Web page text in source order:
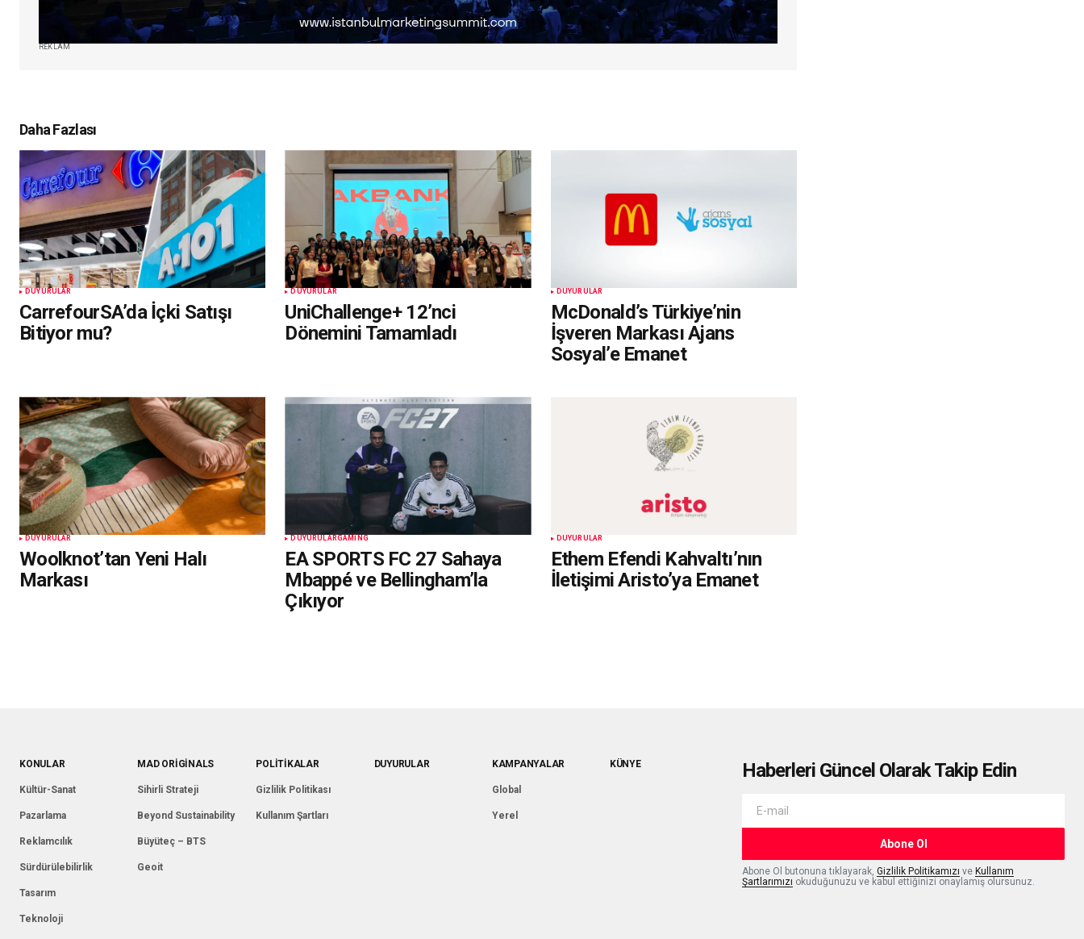
REKLAM
Daha Fazlası
DUYURULAR
CarrefourSA’da İçki Satışı
Bitiyor mu?
DUYURULAR
UniChallenge+ 12’nci
Dönemini Tamamladı
DUYURULAR
McDonald’s Türkiye’nin
İşveren Markası Ajans
Sosyal’e Emanet
DUYURULAR
Woolknot’tan Yeni Halı
Markası
DUYURULARGAMING
EA SPORTS FC 27 Sahaya
Mbappé ve Bellingham’la
Çıkıyor
DUYURULAR
Ethem Efendi Kahvaltı’nın
İletişimi Aristo’ya Emanet
KONULAR
Kültür-Sanat
Pazarlama
Reklamcılık
Sürdürülebilirlik
Tasarım
Teknoloji
MAD ORIGINALS
Sihirli Strateji
Beyond Sustainability
Büyüteç – BTS
Geoit
POLITIKALAR
Gizlilik Politikası
Kullanım Şartları
DUYURULAR KAMPANYALAR
Global
Yerel
KÜNYE Haberleri Güncel Olarak Takip Edin
Abone Ol
Abone Ol butonuna tıklayarak, Gizlilik Politikamızı ve Kullanım
Şartlarımızı okuduğunuzu ve kabul ettiğinizi onaylamış olursunuz.